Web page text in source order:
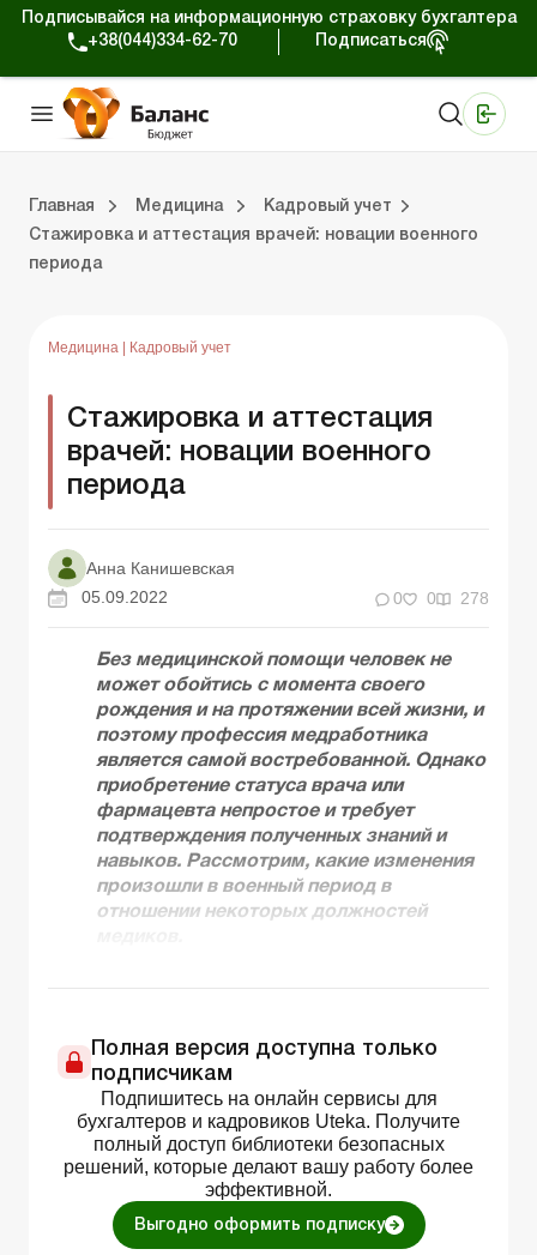
Подписывайся на информационную страховку бухгалтера
+38(044)334-62-70
Подписаться
Главная Медицина
Кадровый учет
Стажировка и аттестация врачей: новации военного
периода
Медицина Кадровый учет
Стажировка и аттестация
врачей: новации военного
периода
Анна Канишевская
05.09.2022
0 0 278
Без медицинской помощи человек не
может обойтись с момента своего
рождения и на протяжении всей жизни, и
поэтому профессия медработника
является самой востребованной. Однако
приобретение статуса врача или
фармацевта непростое и требует
подтверждения полученных знаний и
навыков. Рассмотрим, какие изменения
произошли в военный период в
отношении некоторых должностей
Полная версия доступна только
подписчикам
Подпишитесь на онлайн сервисы для
бухгалтеров и кадровиков Uteka. Получите
полный доступ библиотеки безопасных
решений, которые делают вашу работу более
эффективной.
Выгодно оформить подписку